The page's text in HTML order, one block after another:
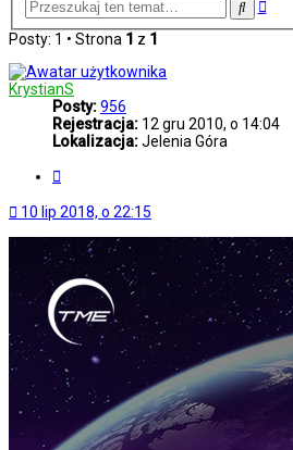
Szukaj
Posty: 1 • Strona 1 z 1
KrystianS
Posty:956
Rejestracja: 12 gru 2010, o 14:04
Lokalizacja:Jelenia Góra
10 lip 2018, o 22:15